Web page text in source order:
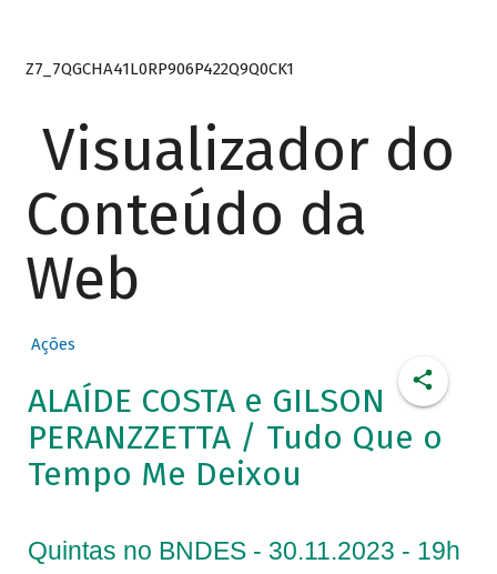
Z7_7QGCHA41L0RP906P422Q9Q0CK1
Visualizador do
Conteúdo da
Web
Ações
ALAÍDE COSTA e GILSON
PERANZZETTA / Tudo Que o
Tempo Me Deixou
Quintas no BNDES - 30.11.2023 - 19h